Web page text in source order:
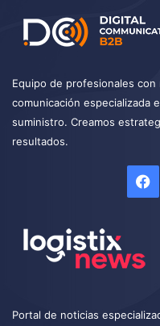
Equipo de profesionales
comunicación especializada
suministro. Creamos
resultados.
Portal de noticias